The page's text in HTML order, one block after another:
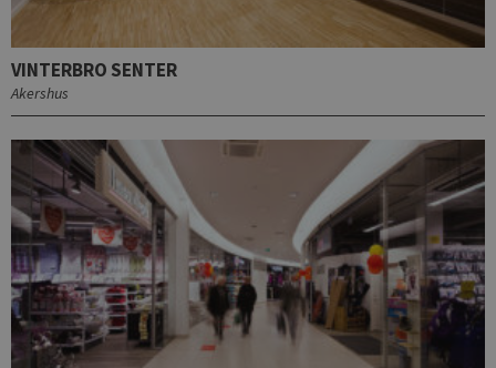
VINTERBRO SENTER
Akershus